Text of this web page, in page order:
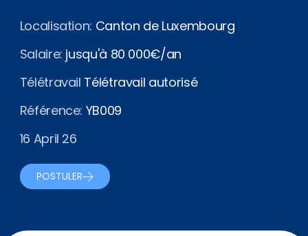
Localisation: Canton de Luxembourg
Salaire: jusqu'à 80 000€/an
Télétravail Télétravail autorisé
Référence: YB009
16 April 26
POSTULER